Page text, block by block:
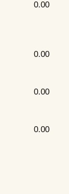
0.00
0.00
0.00
0.00